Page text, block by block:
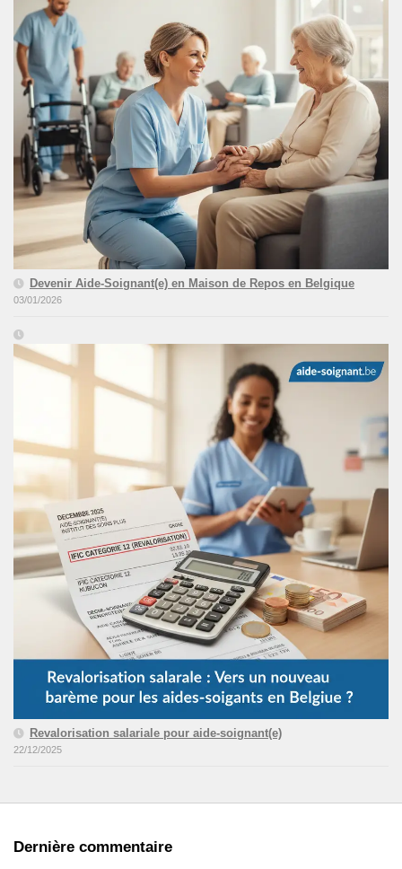
Devenir Aide-Soignant(e) en Maison de Repos en Belgique
03/01/2026
Revalorisation salariale pour aide-soignant(e)
22/12/2025
Dernière commentaire